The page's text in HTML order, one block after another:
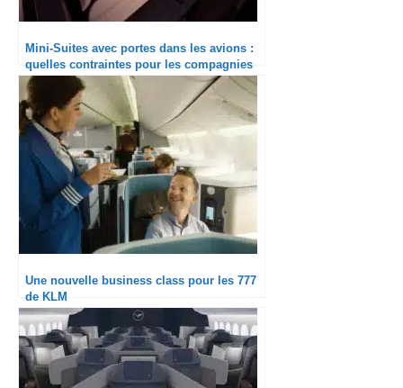
Mini-Suites avec portes dans les avions :
quelles contraintes pour les compagnies
aériennes ?
Une nouvelle business class pour les 777
de KLM